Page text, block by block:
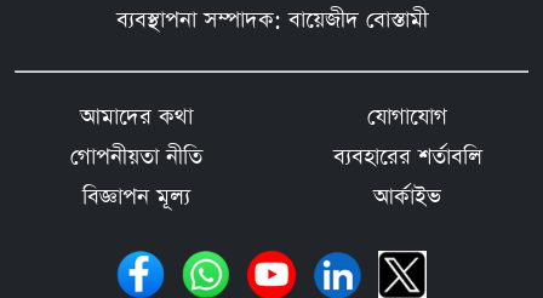
ব্যবস্থাপনা সম্পাদক: বায়েজীদ বোস্তামী
আমাদের কথা
যোগাযোগ
গোপনীয়তা নীতি
ব্যবহারের শর্তাবলি
বিজ্ঞাপন মূল্য
আর্কাইভ